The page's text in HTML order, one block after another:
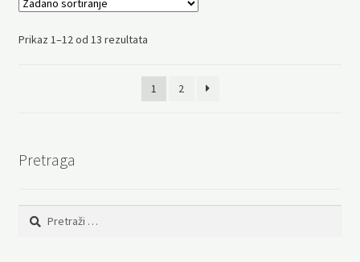
Prikaz 1–12 od 13 rezultata
1 2
Pretraga
Pretraga: